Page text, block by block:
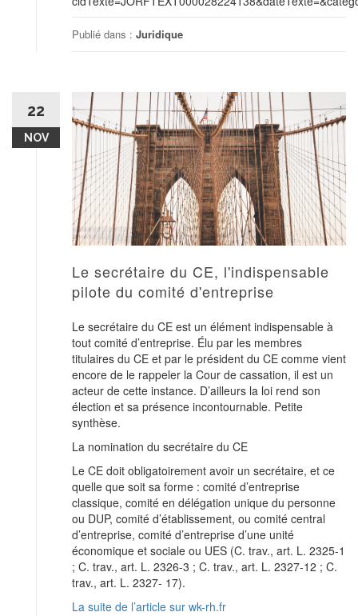
Publié dans : Juridique
22
NOV
Le secrétaire du CE, l'indispensable
pilote du comité d'entreprise
Le secrétaire du CE est un élément indispensable à
tout comité d’entreprise. Élu par les membres
titulaires du CE et par le président du CE comme vient
encore de le rappeler la Cour de cassation, il est un
acteur de cette instance. D’ailleurs la loi rend son
élection et sa présence incontournable. Petite
synthèse.
La nomination du secrétaire du CE
Le CE doit obligatoirement avoir un secrétaire, et ce
quelle que soit sa forme : comité d’entreprise
classique, comité en délégation unique du personne
ou DUP, comité d’établissement, ou comité central
d’entreprise, comité d’entreprise d’une unité
économique et sociale ou UES (C. trav., art. L. 2325-1
; C. trav., art. L. 2326-3 ; C. trav., art. L. 2327-12 ; C.
trav., art. L. 2327- 17).
La suite de l’article sur wk-rh.fr